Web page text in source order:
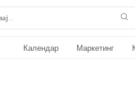
Календар Маркетинг